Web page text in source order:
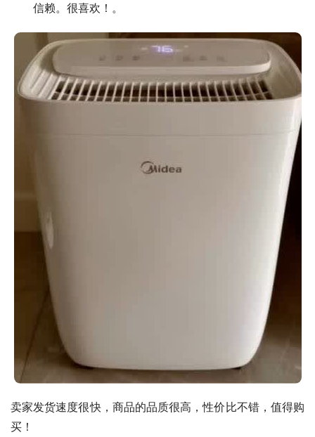
信赖。很喜欢！。
卖家发货速度很快，商品的品质很高，性价比不错，值得购
买！